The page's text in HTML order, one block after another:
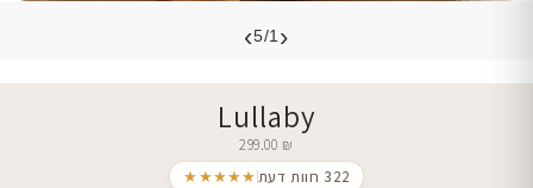
‹
5/1
›
Lullaby
299.00 ₪
★★★★★
322 חוות דעת